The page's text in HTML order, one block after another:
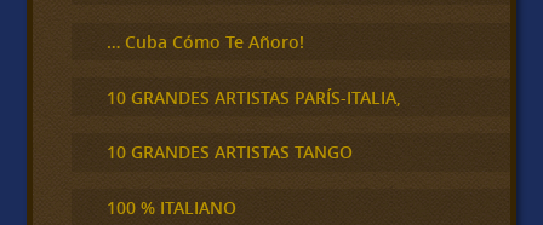
… Cuba Cómo Te Añoro!
10 GRANDES ARTISTAS PARÍS-ITALIA,
10 GRANDES ARTISTAS TANGO
100 % ITALIANO